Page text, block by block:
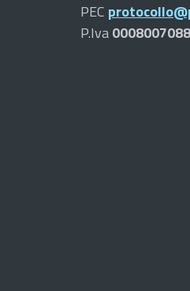
PEC
P.Iva